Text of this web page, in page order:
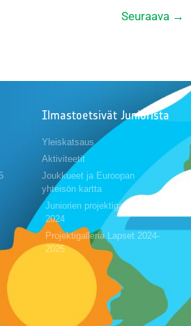
Seuraava →
Ilmastoetsivät Juniorista
Yleiskatsaus
Aktiviteetit
Joukkueet ja Euroopan
yhteisön kartta
Juniorien projektigalleria 2023-
2024
Projektigalleria Lapset 2024-
2025